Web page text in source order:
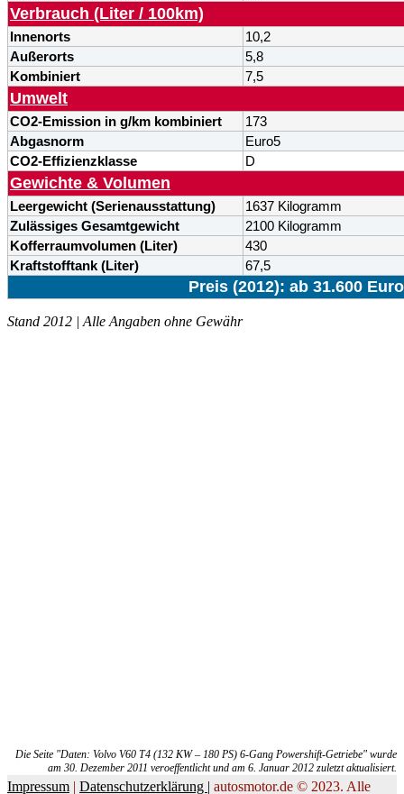
Verbrauch (Liter / 100km)
Innenorts
10,2
Außerorts
5,8
Kombiniert
7,5
Umwelt
CO2-Emission in g/km kombiniert
173
Abgasnorm
Euro5
CO2-Effizienzklasse
D
Gewichte & Volumen
Leergewicht (Serienausstattung)
1637 Kilogramm
Zulässiges Gesamtgewicht
2100 Kilogramm
Kofferraumvolumen (Liter)
430
Kraftstofftank (Liter)
67,5
Preis (2012): ab 31.600 Euro
Stand 2012 | Alle Angaben ohne Gewähr
Die Seite "Daten: Volvo V60 T4 (132 KW – 180 PS) 6-Gang Powershift-Getriebe" wurde
am 30. Dezember 2011 veroeffentlicht und am 6. Januar 2012 zuletzt aktualisiert.
Impressum | Datenschutzerklärung | autosmotor.de © 2023. Alle